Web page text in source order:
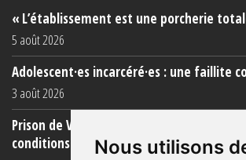
Nous utilisons
« L’établissement est une porcherie
5 août 2026
Adolescent·es incarcéré·es : une faillite
3 août 2026
Prison de Vendin-le-Vieil : témoignage de
conditions (...)